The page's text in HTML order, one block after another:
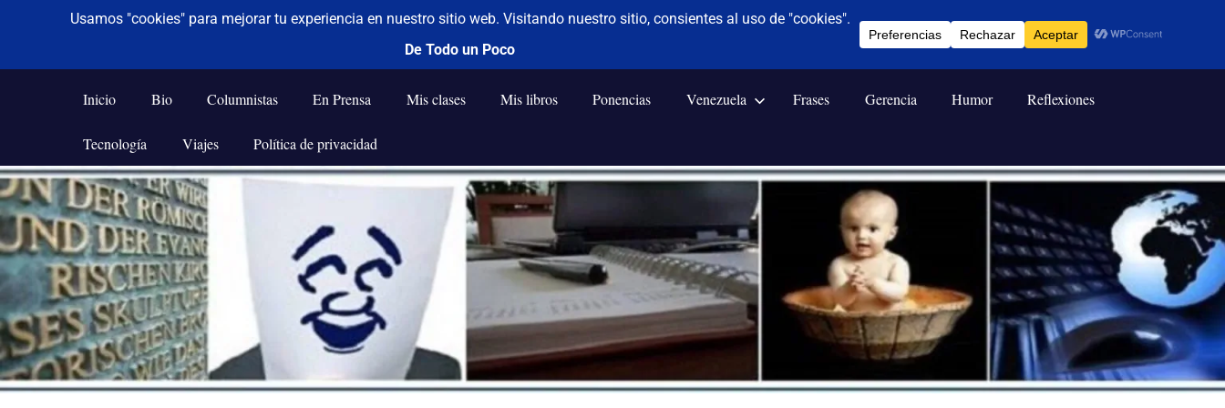
Saltar
al
contenido
De todo un poco
Frases,
Humor,
Tecnología
y
Viajes
Inicio Bio Columnistas En Prensa Mis clases Mis libros Ponencias Venezuela Frases Gerencia Humor Reflexiones
Tecnología Viajes Política de privacidad